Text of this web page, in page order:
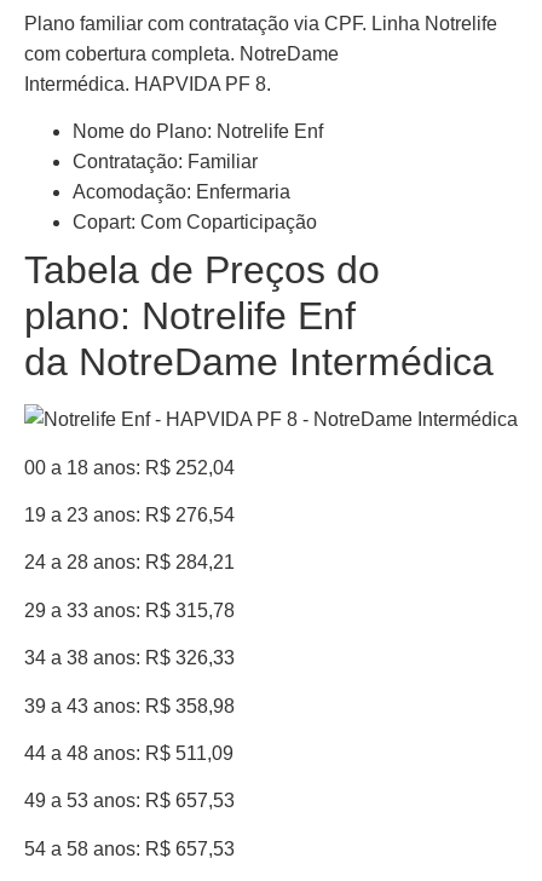
Plano familiar com contratação via CPF. Linha Notrelife
com cobertura completa. NotreDame
Intermédica. HAPVIDA PF 8.
Nome do Plano: Notrelife Enf
Contratação: Familiar
Acomodação: Enfermaria
Copart: Com Coparticipação
Tabela de Preços do
plano: Notrelife Enf
da NotreDame Intermédica
00 a 18 anos: R$ 252,04
19 a 23 anos: R$ 276,54
24 a 28 anos: R$ 284,21
29 a 33 anos: R$ 315,78
34 a 38 anos: R$ 326,33
39 a 43 anos: R$ 358,98
44 a 48 anos: R$ 511,09
49 a 53 anos: R$ 657,53
54 a 58 anos: R$ 657,53